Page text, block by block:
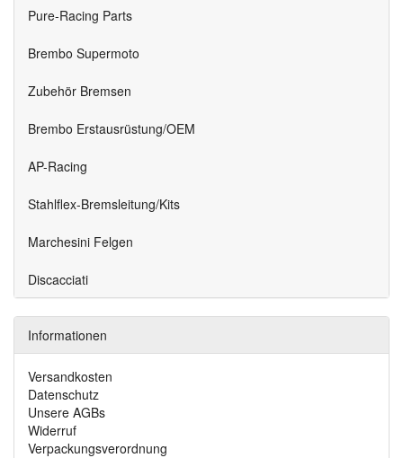
Pure-Racing Parts
Brembo Supermoto
Zubehör Bremsen
Brembo Erstausrüstung/OEM
AP-Racing
Stahlflex-Bremsleitung/Kits
Marchesini Felgen
Discacciati
Informationen
Versandkosten
Datenschutz
Unsere AGBs
Widerruf
Verpackungsverordnung